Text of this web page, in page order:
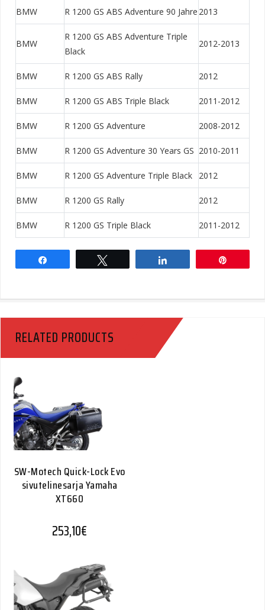
BMW R 1200 GS ABS Adventure 90 Jahre 2013
BMW
R 1200 GS ABS Adventure Triple
Black
2012-2013
BMW R 1200 GS ABS Rally 2012
BMW R 1200 GS ABS Triple Black 2011-2012
BMW R 1200 GS Adventure 2008-2012
BMW R 1200 GS Adventure 30 Years GS 2010-2011
BMW R 1200 GS Adventure Triple Black 2012
BMW R 1200 GS Rally 2012
BMW R 1200 GS Triple Black 2011-2012
RELATED PRODUCTS
SW-Motech Quick-Lock Evo
sivutelinesarja Yamaha
XT660
253,10€